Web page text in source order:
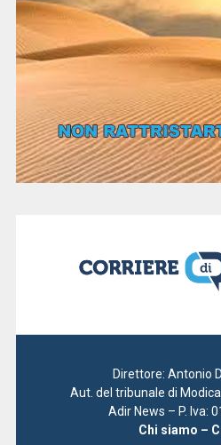
Direttore: Antonio
Aut. del tribunale di
Adir News – P. Iva:
Chi siamo –